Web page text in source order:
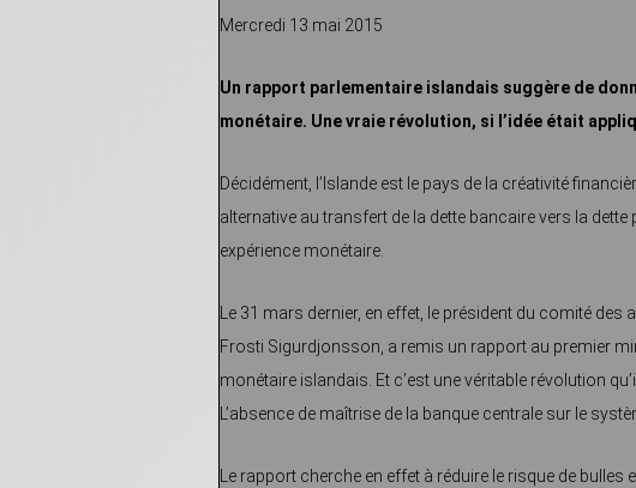
Mercredi 13 mai 2015
Un rapport parlementaire islandais suggère de
monétaire. Une vraie révolution, si l’idée était
Décidément, l’Islande est le pays de la créativité
alternative au transfert de la dette bancaire vers la
expérience monétaire.
Le 31 mars dernier, en effet, le président du comité
Frosti Sigurdjonsson, a remis un rapport au premier
monétaire islandais. Et c’est une véritable révolution
L’absence de maîtrise de la banque centrale sur le
Le rapport cherche en effet à réduire le risque de